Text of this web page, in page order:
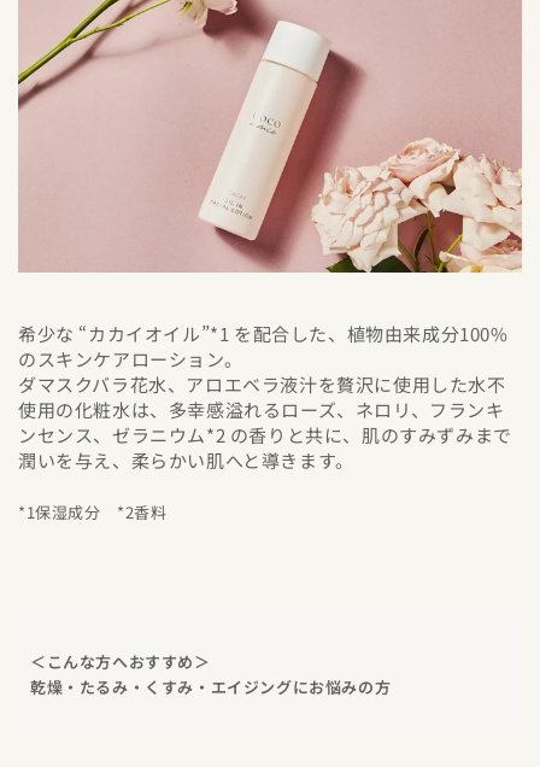
希少な “カカイオイル”*1 を配合した、植物由来成分100%
のスキンケアローション。
ダマスクバラ花水、アロエベラ液汁を贅沢に使用した水不
使用の化粧水は、多幸感溢れるローズ、ネロリ、フランキ
ンセンス、ゼラニウム*2 の香りと共に、肌のすみずみまで
潤いを与え、柔らかい肌へと導きます。
*1保湿成分 *2香料
＜こんな方へおすすめ＞
乾燥・たるみ・くすみ・エイジングにお悩みの方